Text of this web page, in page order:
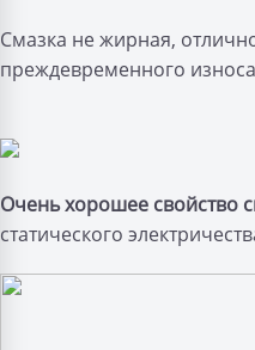
Смазка не жирная,
преждевременного
Очень хорошее свойство
статического